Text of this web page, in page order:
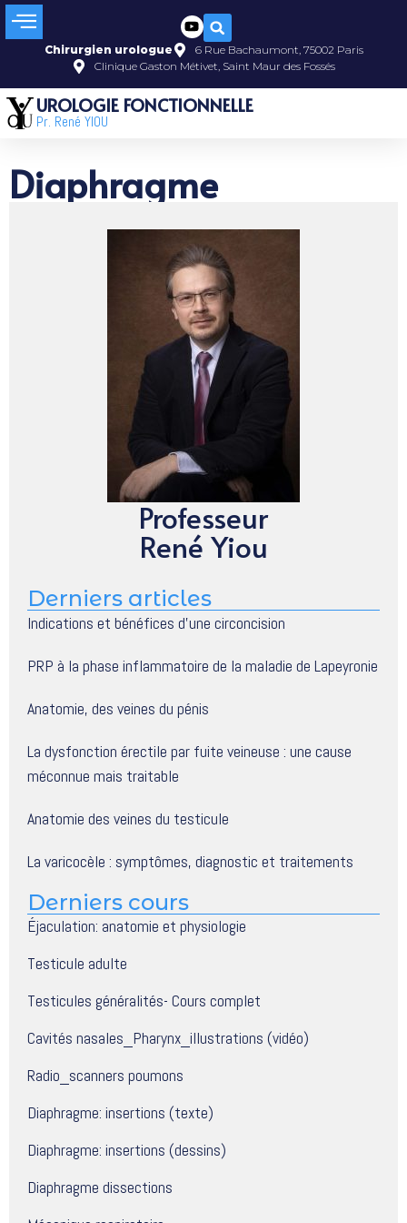
Chirurgien urologue
6 Rue Bachaumont, 75002 Paris
Clinique Gaston Métivet, Saint Maur des Fossés
UROLOGIE FONCTIONNELLE
Pr. René YIOU
Diaphragme
Professeur
René Yiou
Derniers articles
Indications et bénéfices d’une circoncision
PRP à la phase inflammatoire de la maladie de Lapeyronie
Anatomie, des veines du pénis
La dysfonction érectile par fuite veineuse : une cause
méconnue mais traitable
Anatomie des veines du testicule
La varicocèle : symptômes, diagnostic et traitements
Derniers cours
Éjaculation: anatomie et physiologie
Testicule adulte
Testicules généralités- Cours complet
Cavités nasales_Pharynx_illustrations (vidéo)
Radio_scanners poumons
Diaphragme: insertions (texte)
Diaphragme: insertions (dessins)
Diaphragme dissections